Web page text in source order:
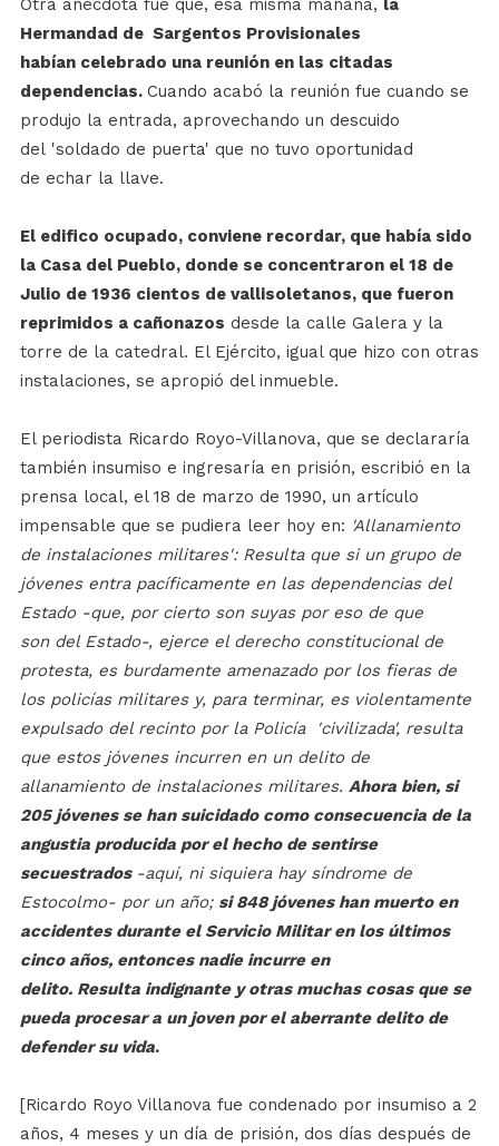
Hermandad de Sargentos Provisionales
habían celebrado una reunión en las citadas
dependencias. Cuando acabó la reunión fue cuando se
produjo la entrada, aprovechando un descuido
del 'soldado de puerta' que no tuvo oportunidad
de echar la llave.
El edifico ocupado, conviene recordar, que había sido
la Casa del Pueblo, donde se concentraron el 18 de
Julio de 1936 cientos de vallisoletanos, que fueron
reprimidos a cañonazos desde la calle Galera y la
torre de la catedral. El Ejército, igual que hizo con otras
instalaciones, se apropió del inmueble.
El periodista Ricardo Royo-Villanova, que se declararía
también insumiso e ingresaría en prisión, escribió en la
prensa local, el 18 de marzo de 1990, un artículo
impensable que se pudiera leer hoy en: 'Allanamiento
de instalaciones militares': Resulta que si un grupo de
jóvenes entra pacíficamente en las dependencias del
Estado -que, por cierto son suyas por eso de que
son del Estado-, ejerce el derecho constitucional de
protesta, es burdamente amenazado por los fieras de
los policías militares y, para terminar, es violentamente
expulsado del recinto por la Policía 'civilizada', resulta
que estos jóvenes incurren en un delito de
allanamiento de instalaciones militares. Ahora bien, si
205 jóvenes se han suicidado como consecuencia de la
angustia producida por el hecho de sentirse
secuestrados -aquí, ni siquiera hay síndrome de
Estocolmo- por un año; si 848 jóvenes han muerto en
accidentes durante el Servicio Militar en los últimos
cinco años, entonces nadie incurre en
delito. Resulta indignante y otras muchas cosas que se
pueda procesar a un joven por el aberrante delito de
defender su vida.
[Ricardo Royo Villanova fue condenado por insumiso a 2
años, 4 meses y un día de prisión, dos días después de